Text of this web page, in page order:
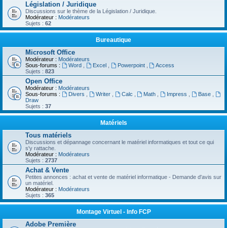
Législation / Juridique
Discussions sur le thème de la Législation / Juridique.
Modérateur : Modérateurs
Sujets : 62
Bureautique
Microsoft Office
Modérateur : Modérateurs
Sous-forums :
Word Excel Powerpoint
Access
Sujets : 823
Open Office
Modérateur : Modérateurs
Sous-forums :
Divers Writer Calc Math Impress Base
Draw
Sujets : 37
Matériels
Tous matériels
Discussions et dépannage concernant le matériel informatiques et tout ce qui
s'y rattache.
Modérateur : Modérateurs
Sujets : 2737
Achat & Vente
Petites annonces : achat et vente de matériel informatique - Demande d'avis sur
un matériel.
Modérateur : Modérateurs
Sujets : 365
Montage Virtuel - Info FCP
Adobe Première